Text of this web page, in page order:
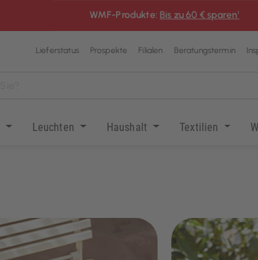
WMF-Produkte: Bis zu 60 € sparen¹
Lieferstatus Prospekte Filialen Beratungstermin
Leuchten Haushalt Textilien